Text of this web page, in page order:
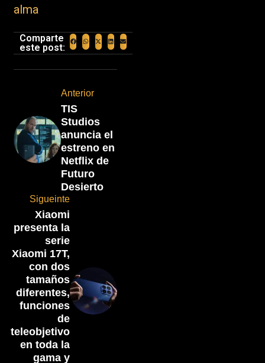
alma
Comparte
este post:
Anterior
TIS
Studios
anuncia el
estreno en
Netflix de
Futuro
Desierto
Sigueinte
Xiaomi
presenta la
serie
Xiaomi 17T,
con dos
tamaños
diferentes,
funciones
de
teleobjetivo
en toda la
gama y